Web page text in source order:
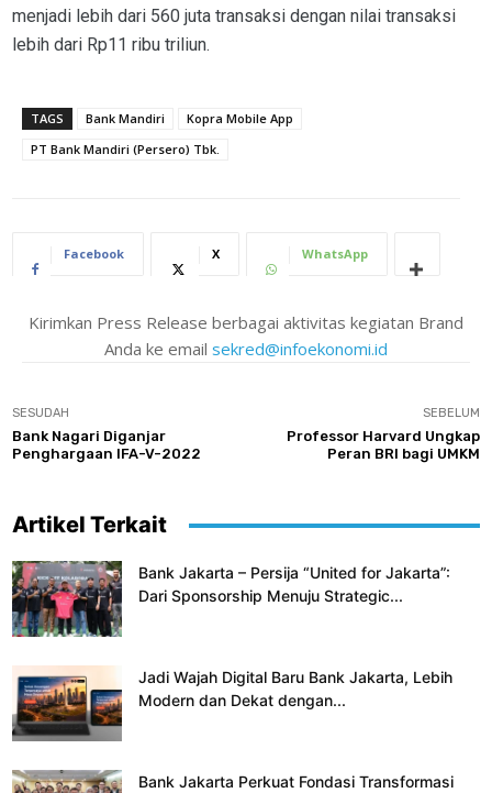
menjadi lebih dari 560 juta transaksi dengan nilai transaksi
lebih dari Rp11 ribu triliun.
TAGS Bank Mandiri
Kopra Mobile App
PT Bank Mandiri (Persero) Tbk.
Facebook X WhatsApp
Kirimkan Press Release berbagai aktivitas kegiatan Brand
Anda ke email sekred@infoekonomi.id
SESUDAH
Bank Nagari Diganjar
Penghargaan IFA-V-2022
SEBELUM
Professor Harvard Ungkap
Peran BRI bagi UMKM
Artikel Terkait
Bank Jakarta – Persija “United for Jakarta”:
Dari Sponsorship Menuju Strategic...
Jadi Wajah Digital Baru Bank Jakarta, Lebih
Modern dan Dekat dengan...
Bank Jakarta Perkuat Fondasi Transformasi